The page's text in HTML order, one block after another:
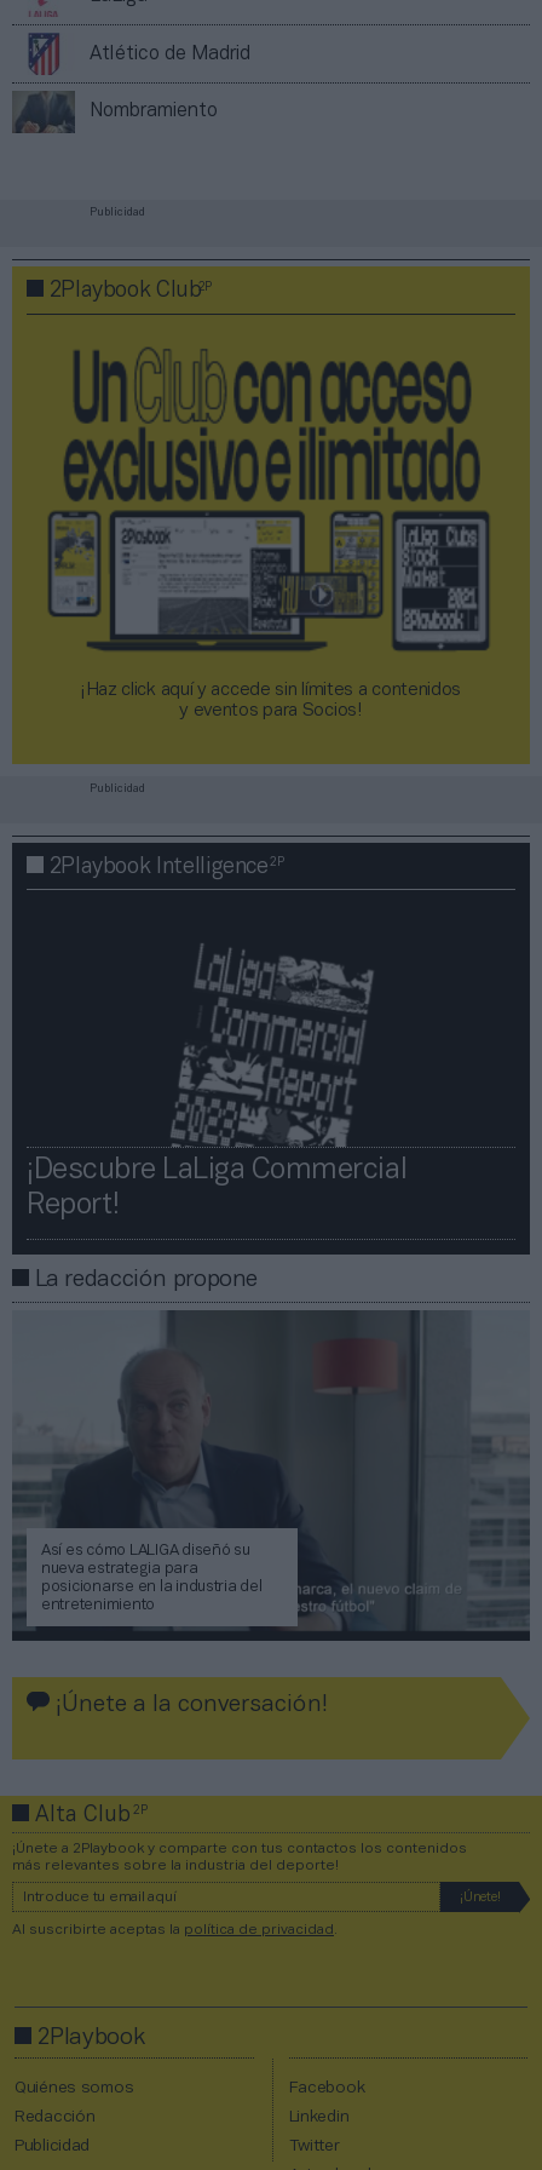
Atlético de Madrid
Nombramiento
Publicidad
2Playbook Club2P
¡Haz click aquí y accede sin límites a contenidos
y eventos para Socios!​​​​​​​
Publicidad
2Playbook Intelligence2P
¡Descubre LaLiga Commercial
Report!​​
La redacción propone
Así es cómo LALIGA diseñó su
nueva estrategia para
posicionarse en la industria del
entretenimiento
¡Únete a la conversación!
Alta Club2P
¡Únete a 2Playbook y comparte con tus contactos los contenidos
más relevantes sobre la industria del deporte!
Al suscribirte aceptas la política de privacidad
2Playbook
Quiénes somos
Redacción
Publicidad
Facebook
Linkedin
Twitter